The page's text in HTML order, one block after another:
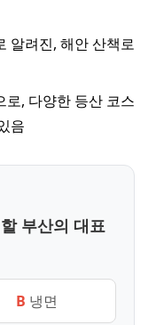
알려진, 해안 산책로
로, 다양한 등산 코스
음
부산의 대표
B 냉면